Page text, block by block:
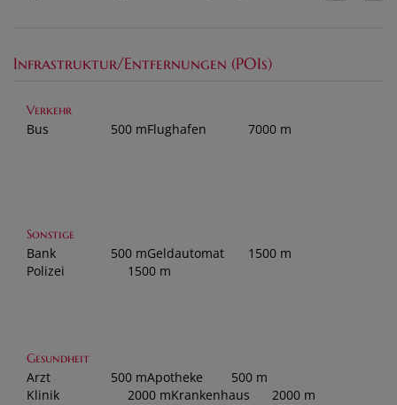
Infrastruktur/Entfernungen (POIs)
Verkehr
Bus 500 mFlughafen 7000 m
Sonstige
Bank 500 mGeldautomat
1500 m
Polizei
1500 m
Gesundheit
Arzt 500 mApotheke
500 m
Klinik
2000 mKrankenhaus 2000 m